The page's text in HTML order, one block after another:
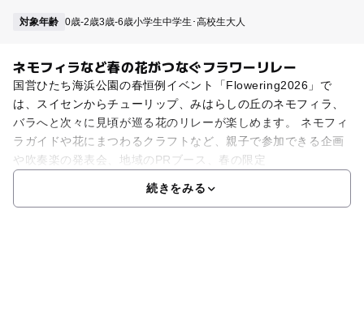
対象年齢 0歳-2歳3歳-6歳小学生中学生･高校生大人
ネモフィラなど春の花がつなぐフラワーリレー
国営ひたち海浜公園の春恒例イベント「Flowering2026」で
は、スイセンからチューリップ、みはらしの丘のネモフィラ、
バラへと次々に見頃が巡る花のリレーが楽しめます。 ネモフィ
ラガイドや花にまつわるクラフトなど、親子で参加できる企画
や吹奏楽の発表会、地域のPRブース、春の限定
続きをみる